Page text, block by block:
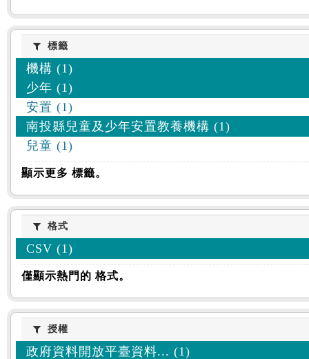
標籤標籤
機構 (1)
少年 (1)
安置 (1)
南投縣兒童及少年安置教養機構 (1)
兒童 (1)
顯示更多 標籤。
格式格式
CSV (1)
僅顯示熱門的 格式。
授權授權
政府資料開放平臺資料... (1)